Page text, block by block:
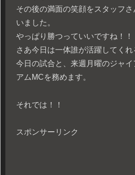
その後の満面の笑顔をスタッフ
いました。
やっぱり勝つっていいですね！！
さあ今日は一体誰が活躍してくれ
今日の試合と、来週月曜のジャ
アムMCを務めます。
それでは！！
スポンサーリンク